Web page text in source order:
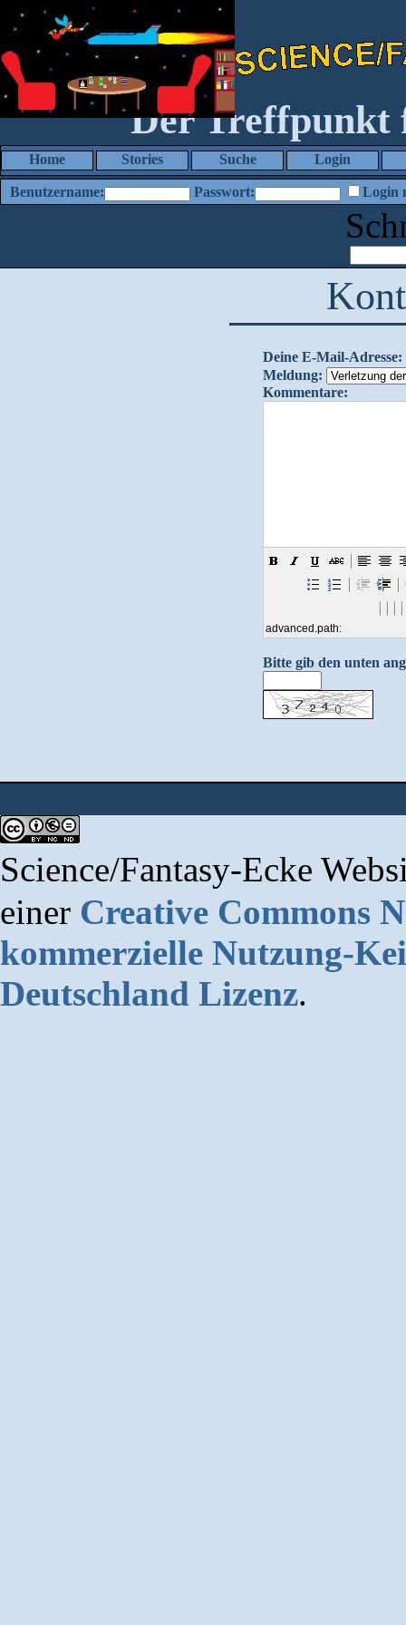
Der Treffpunkt
Home Stories Suche Login
Benutzername: Passwort: Login
Deine E-Mail-Adresse:
Meldung:
Kommentare:
advanced.path:
Bitte gib den unten
Science/Fantasy-Ecke
einer Creative Commons
kommerzielle Nutzung-
Deutschland Lizenz.